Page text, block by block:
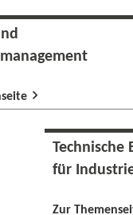
Technische
für
Zur